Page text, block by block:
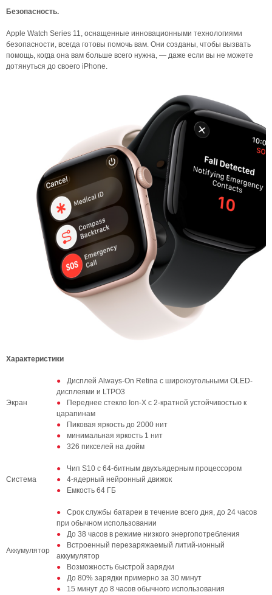
Безопасность.
Apple Watch Series 11, оснащенные инновационными технологиями
безопасности, всегда готовы помочь вам. Они созданы, чтобы вызвать
помощь, когда она вам больше всего нужна, — даже если вы не можете
дотянуться до своего iPhone.
Характеристики
Экран
Дисплей Always-On Retina с широкоугольными OLED-
дисплеями и LTPO3
Переднее стекло Ion‑X с 2-кратной устойчивостью к
царапинам
Пиковая яркость до 2000 нит
минимальная яркость 1 нит
326 пикселей на дюйм
Система
Чип S10 с 64-битным двухъядерным процессором
4-ядерный нейронный движок
Емкость 64 ГБ
Аккумулятор
Срок службы батареи в течение всего дня, до 24 часов
при обычном использовании
До 38 часов в режиме низкого энергопотребления
Встроенный перезаряжаемый литий-ионный
аккумулятор
Возможность быстрой зарядки
До 80% зарядки примерно за 30 минут
15 минут до 8 часов обычного использования